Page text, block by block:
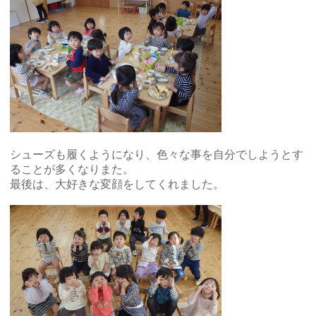
シューズも履くようになり、色々な事を自分でしようとす
ることが多くなりまた。
最後は、大好きな変顔をしてくれました。